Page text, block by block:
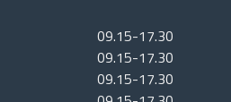
09.15-17.30
09.15-17.30
09.15-17.30